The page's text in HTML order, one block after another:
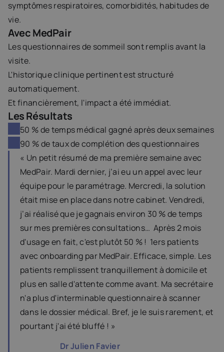
symptômes respiratoires, comorbidités, habitudes de
vie.
Avec MedPair
Les questionnaires de sommeil sont remplis avant la
visite.
L'historique clinique pertinent est structuré
automatiquement.
Et financièrement, l'impact a été immédiat.
Les Résultats
50 % de temps médical gagné après deux semaines
90 % de taux de complétion des questionnaires
« Un petit résumé de ma première semaine avec
MedPair. Mardi dernier, j’ai eu un appel avec leur
équipe pour le paramétrage. Mercredi, la solution
était mise en place dans notre cabinet. Vendredi,
j’ai réalisé que je gagnais environ 30 % de temps
sur mes premières consultations…  Après 2 mois
d'usage en fait, c'est plutôt 50 % !  1ers patients
avec onboarding par MedPair. Efficace, simple. Les
patients remplissent tranquillement à domicile et
plus en salle d'attente comme avant. Ma secrétaire
n'a plus d'interminable questionnaire à scanner
dans le dossier médical. Bref, je le suis rarement, et
pourtant j'ai été bluffé ! »
Dr Julien Favier